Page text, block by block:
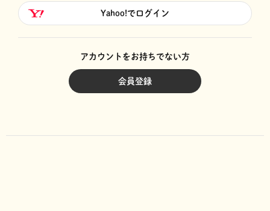
Yahoo!でログイン
アカウントをお持ちでない方
会員登録